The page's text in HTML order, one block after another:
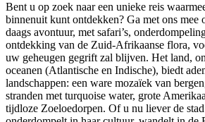
Bent u op zoek naar een unieke reis
binnenuit kunt ontdekken? Ga met ons mee
daags avontuur, met safari’s,
ontdekking van de Zuid-Afrikaanse flora,
uw geheugen gegrift zal blijven. Het land,
oceanen (Atlantische en Indische), biedt
landschappen: een ware mozaïek van
stranden met turquoise water, grote
tijdloze Zoeloedorpen. Of u nu liever de